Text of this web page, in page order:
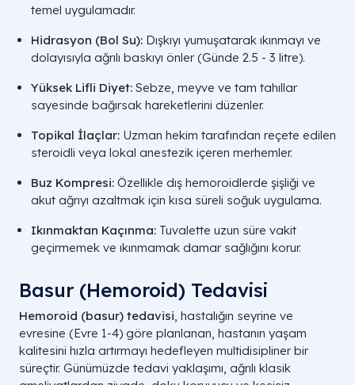
temel uygulamadır.
Hidrasyon (Bol Su): Dışkıyı yumuşatarak ıkınmayı ve
dolayısıyla ağrılı baskıyı önler (Günde 2.5 - 3 litre).
Yüksek Lifli Diyet: Sebze, meyve ve tam tahıllar
sayesinde bağırsak hareketlerini düzenler.
Topikal İlaçlar: Uzman hekim tarafından reçete edilen
steroidli veya lokal anestezik içeren merhemler.
Buz Kompresi: Özellikle dış hemoroidlerde şişliği ve
akut ağrıyı azaltmak için kısa süreli soğuk uygulama.
Ikınmaktan Kaçınma: Tuvalette uzun süre vakit
geçirmemek ve ıkınmamak damar sağlığını korur.
Basur (Hemoroid) Tedavisi
Hemoroid (basur) tedavisi, hastalığın seyrine ve
evresine (Evre 1-4) göre planlanan, hastanın yaşam
kalitesini hızla artırmayı hedefleyen multidisipliner bir
süreçtir. Günümüzde tedavi yaklaşımı, ağrılı klasik